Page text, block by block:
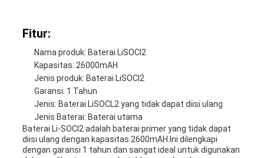
Fitur:
Nama produk: Baterai LiSOCl2
Kapasitas: 26000mAH
Jenis produk: Baterai LiSOCl2
Garansi: 1 Tahun
Jenis: Baterai LiSOCL2 yang tidak dapat diisi ulang
Jenis Baterai: Baterai utama
Baterai Li-SOCl2 adalah baterai primer yang tidak dapat
diisi ulang dengan kapasitas 2600mAH.Ini dilengkapi
dengan garansi 1 tahun dan sangat ideal untuk digunakan